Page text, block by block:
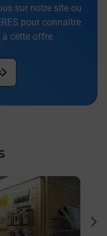
sur notre site ou
pour connaître
cette offre.